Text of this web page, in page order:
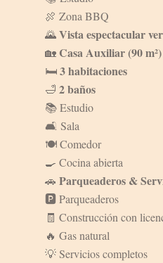
🍖 Zona BBQ
🌄Vista espectacular
🏡 Casa Auxiliar (90 m²)
🛏️3 habitaciones
🛁 2 baños
📚 Estudio
🛋️ Sala
🍽️ Comedor
🍳 Cocina abierta
🚗 Parqueaderos &
🅿️ Parqueaderos
🧾 Construcción con
🔥 Gas natural
💡 Servicios completos